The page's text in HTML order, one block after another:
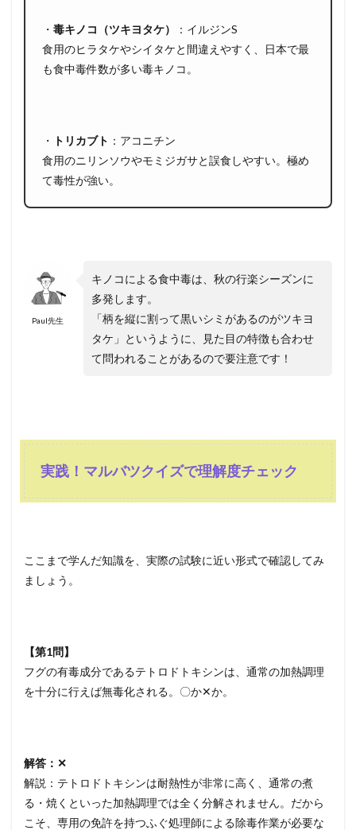
・ 毒キノコ（ツキヨタケ） ： イルジンS
食用のヒラタケやシイタケと間違えやすく、日本で最
も食中毒件数が多い毒キノコ。
・ トリカブト ： アコニチン
食用のニリンソウやモミジガサと誤食しやすい。極め
て毒性が強い。
Paul先生
キノコによる食中毒は、秋の行楽シーズンに
多発します。
「柄を縦に割って黒いシミがあるのがツキヨ
タケ」というように、見た目の特徴も合わせ
て問われることがあるので要注意です！
実践！マルバツクイズで理解度チェック
ここまで学んだ知識を、実際の試験に近い形式で確認してみ
ましょう。
【第1問】
フグの有毒成分であるテトロドトキシンは、通常の加熱調理
を十分に行えば無毒化される。〇か✕か。
解答：✕
解説：テトロドトキシンは耐熱性が非常に高く、通常の煮
る・焼くといった加熱調理では全く分解されません。だから
こそ、専用の免許を持つふぐ処理師による除毒作業が必要な